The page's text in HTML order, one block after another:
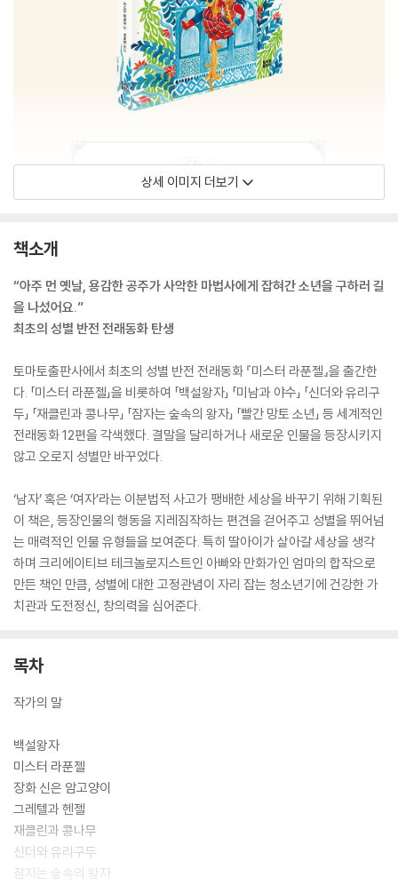
상세 이미지 더보기
책소개
“아주 먼 옛날, 용감한 공주가 사악한 마법사에게 잡혀간 소년을 구하러 길
을 나섰어요.”
최초의 성별 반전 전래동화 탄생
토마토출판사에서 최초의 성별 반전 전래동화 『미스터 라푼젤』을 출간한
다. 「미스터 라푼젤」을 비롯하여 「백설왕자」 「미남과 야수」 「신더와 유리구
두」 「재클린과 콩나무」 「잠자는 숲속의 왕자」 「빨간 망토 소년」 등 세계적인
전래동화 12편을 각색했다. 결말을 달리하거나 새로운 인물을 등장시키지
않고 오로지 성별만 바꾸었다.
‘남자’ 혹은 ‘여자’라는 이분법적 사고가 팽배한 세상을 바꾸기 위해 기획된
이 책은, 등장인물의 행동을 지레짐작하는 편견을 걷어주고 성별을 뛰어넘
는 매력적인 인물 유형들을 보여준다. 특히 딸아이가 살아갈 세상을 생각
하며 크리에이티브 테크놀로지스트인 아빠와 만화가인 엄마의 합작으로
만든 책인 만큼, 성별에 대한 고정관념이 자리 잡는 청소년기에 건강한 가
치관과 도전정신, 창의력을 심어준다.
목차
작가의 말
백설왕자
미스터 라푼젤
장화 신은 암고양이
그레텔과 헨젤
재클린과 콩나무
신더와 유리구두
잠자는 숲속의 왕자